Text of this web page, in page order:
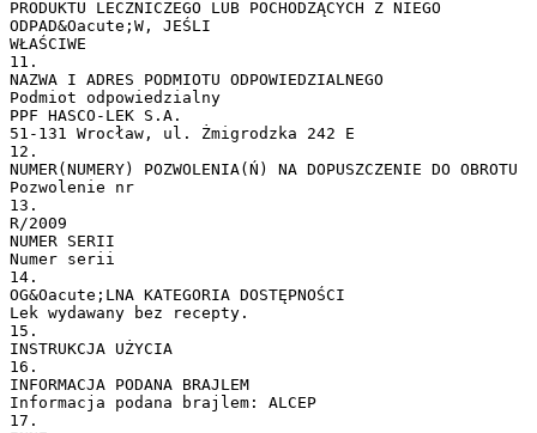
PRODUKTU LECZNICZEGO LUB POCHODZĄCYCH Z NIEGO
ODPAD&Oacute;W, JEŚLI
WŁAŚCIWE
11.
NAZWA I ADRES PODMIOTU ODPOWIEDZIALNEGO
Podmiot odpowiedzialny
PPF HASCO-LEK S.A.
51-131 Wrocław, ul. Żmigrodzka 242 E
12.
NUMER(NUMERY) POZWOLENIA(Ń) NA DOPUSZCZENIE DO OBROTU
Pozwolenie nr
13.
R/2009
NUMER SERII
Numer serii
14.
OG&Oacute;LNA KATEGORIA DOSTĘPNOŚCI
Lek wydawany bez recepty.
15.
INSTRUKCJA UŻYCIA
16.
INFORMACJA PODANA BRAJLEM
Informacja podana brajlem: ALCEP
17.